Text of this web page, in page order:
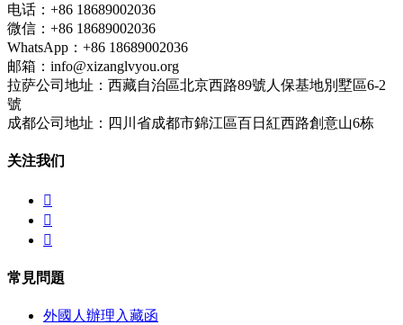
电话：+86 18689002036
微信：+86 18689002036
WhatsApp：+86 18689002036
邮箱：info@xizanglvyou.org
拉萨公司地址：西藏自治區北京西路89號人保基地別墅區6-2
號
成都公司地址：四川省成都市錦江區百日紅西路創意山6栋
关注我们



常見問題
外國人辦理入藏函